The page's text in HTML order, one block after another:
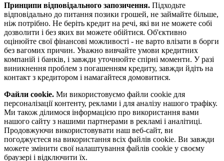
Принципи відповідального запозичення. Підходьте
відповідально до питання позики грошей, не займайте більше,
ніж потрібно. Не беріть кредит на речі, які ви не можете собі
дозволити і без яких ви можете обійтися. Об'єктивно
оцінюйте свої фінансові можливості - не варто влізати в борги
без вагомих причин. Уважно вивчайте умови кредитних
компаній і банків, і завжди уточнюйте спірні моменти. У разі
виникнення проблем з погашенням кредиту, завжди йдіть на
контакт з кредитором і намагайтеся домовитися.
Файли cookie. Ми використовуємо файли cookie для
персоналізації контенту, реклами і для аналізу нашого трафіку.
Ми також ділимося інформацією про використання вами
нашого сайту з нашими партнерами в рекламі і аналітиці.
Продовжуючи використовувати наш веб-сайт, ви
погоджуєтеся на використання всіх файлів cookie. Ви завжди
можете змінити свої налаштування файлів cookie у своєму
браузері і відключити їх.